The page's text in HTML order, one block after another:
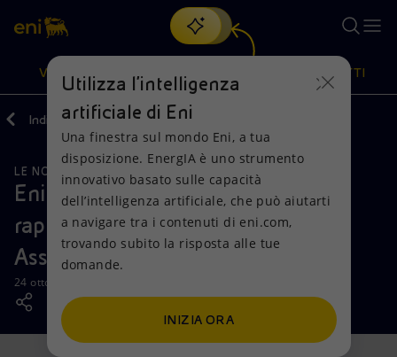
Cerca
scopri EnergIA, la nostra nuova soluzione di intelligenza
artificiale.
VISIONE
Visione
Mission e valori
Persone e Partnership
Net Zero
Azioni
Diversificazione energetica
Tecnologie per la transizione
Collaborazioni per l'innovazione
PRODOTTI
Prodotti
Casa
Imprese
Mobilità
Indietro Media News
LE NOSTRE ATTIVITÀ
Eni gas e luce incontra a Pescara i
rappresentanti territoriali delle
Associazioni dei Consumatori
24 ottobre 2018 - 13:30 CEST
Utilizza l'intelligenza
artificiale di Eni
Una finestra sul mondo Eni, a tua
disposizione. EnergIA è uno strumento
innovativo basato sulle capacità
dell’intelligenza artificiale, che può aiutarti
a navigare tra i contenuti di eni.com,
trovando subito la risposta alle tue
domande.
INIZIA ORA